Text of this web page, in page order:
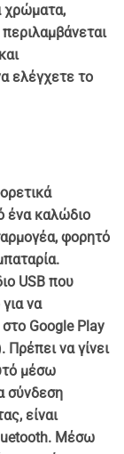
χρώματα,
ελέγχετε το
ένα καλώδιο
φορητό
USB που
να
Google Play
Πρέπει να γίνει
μέσω
σύνδεση
είναι
Μέσω